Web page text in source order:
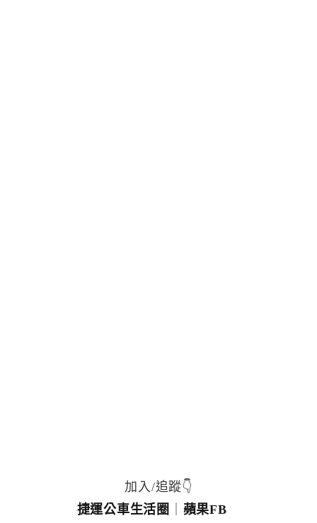
加入/追蹤👇
捷運公車生活圈
蘋果FB